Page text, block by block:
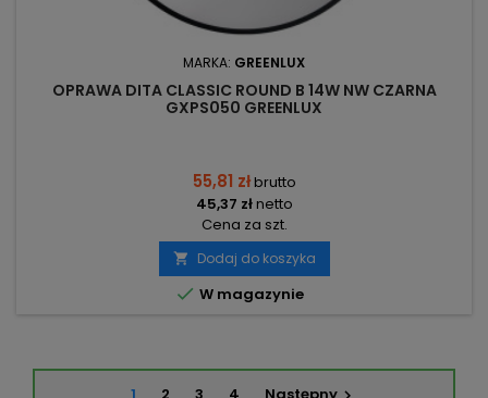
MARKA: GREENLUX
OPRAWA DITA CLASSIC ROUND B 14W NW CZARNA
GXPS050 GREENLUX
55,81 złbrutto
45,37 złnetto
Cena za szt.
 Dodaj do koszyka
 W magazynie